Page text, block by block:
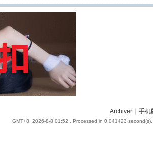
Archiver 手机
GMT+8, 2026-8-8 01:52 , Processed in 0.041423